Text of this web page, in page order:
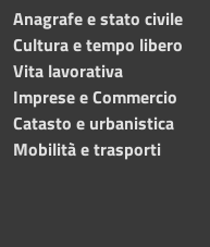
Anagrafe e stato civile
Cultura e tempo libero
Vita lavorativa
Imprese e Commercio
Catasto e urbanistica
Mobilità e trasporti